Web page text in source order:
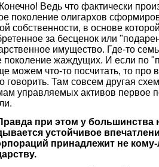
Ведь что фактически
поколение олигархов
собственности, в основе
за бесценок или
имущество. Где-то
поколение жаждущих. И если по
можем что-то посчитать, то про
говорить. Там совсем другая
управляемых активов первое
при этом у большинства
устойчивое
принадлежит не